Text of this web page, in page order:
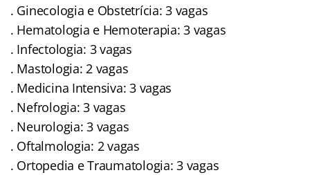
. Ginecologia e Obstetrícia: 3 vagas
. Hematologia e Hemoterapia: 3 vagas
. Infectologia: 3 vagas
. Mastologia: 2 vagas
. Medicina Intensiva: 3 vagas
. Nefrologia: 3 vagas
. Neurologia: 3 vagas
. Oftalmologia: 2 vagas
. Ortopedia e Traumatologia: 3 vagas